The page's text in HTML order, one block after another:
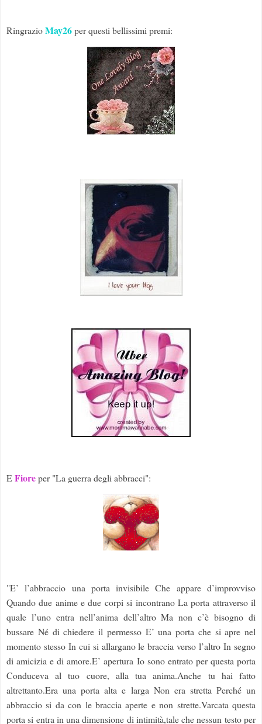
RingrazioMay26per questi bellissimi premi:
EFioreper "La guerra degli abbracci":
"E’ l’abbraccio una porta invisibile Che appare d’improvviso
Quando due anime e due corpi si incontrano La porta attraverso il
quale l’uno entra nell’anima dell’altro Ma non c’è bisogno di
bussare Né di chiedere il permesso E’ una porta che si apre nel
momento stesso In cui si allargano le braccia verso l’altro In segno
di amicizia e di amore.E’ apertura Io sono entrato per questa porta
Conduceva al tuo cuore, alla tua anima.Anche tu hai fatto
altrettanto.Era una porta alta e larga Non era stretta Perché un
abbraccio si da con le braccia aperte e non strette.Varcata questa
porta si entra in una dimensione di intimità,tale che nessun testo per